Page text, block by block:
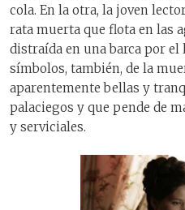
cola. En la otra, la joven
rata muerta que flota en las
distraída en una barca por el
símbolos, también, de la
aparentemente bellas y
palaciegos y que pende de
y serviciales.